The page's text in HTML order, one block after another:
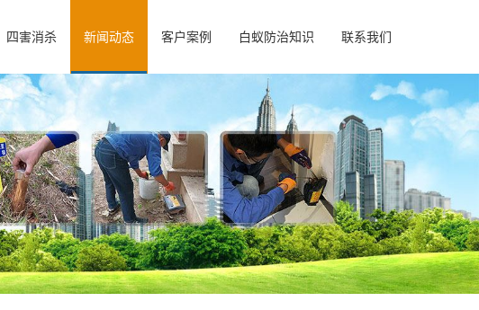
四害消杀 新闻动态 客户案例 白蚁防治知识 联系我们